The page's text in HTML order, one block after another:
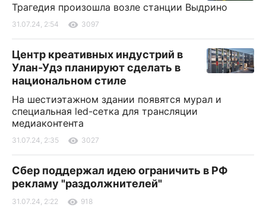
Трагедия произошла возле станции Выдрино
31.07.24, 2:54 3097
Центр креативных индустрий в
Улан-Удэ планируют сделать в
национальном стиле
На шестиэтажном здании появятся мурал и
специальная led-сетка для трансляции
медиаконтента
31.07.24, 2:35 3027
Сбер поддержал идею ограничить в РФ
рекламу "раздолжнителей"
31.07.24, 2:22 918